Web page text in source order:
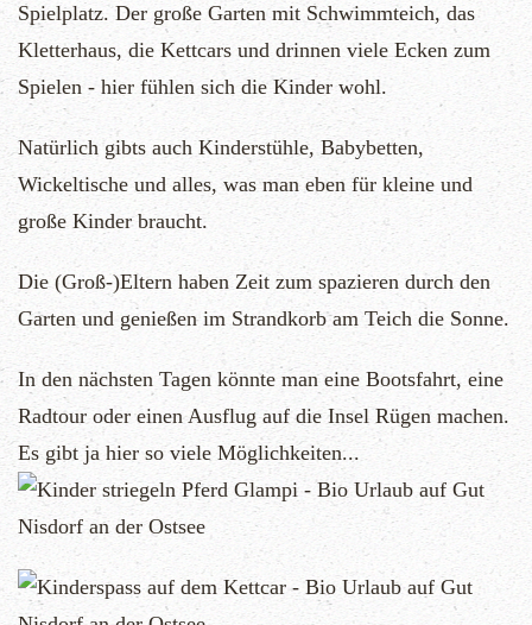
Spielplatz. Der große Garten mit Schwimmteich, das
Kletterhaus, die Kettcars und drinnen viele Ecken zum
Spielen - hier fühlen sich die Kinder wohl.
Natürlich gibts auch Kinderstühle, Babybetten,
Wickeltische und alles, was man eben für kleine und
große Kinder braucht.
Die (Groß-)Eltern haben Zeit zum spazieren durch den
Garten und genießen im Strandkorb am Teich die Sonne.
In den nächsten Tagen könnte man eine Bootsfahrt, eine
Radtour oder einen Ausflug auf die Insel Rügen machen.
Es gibt ja hier so viele Möglichkeiten...